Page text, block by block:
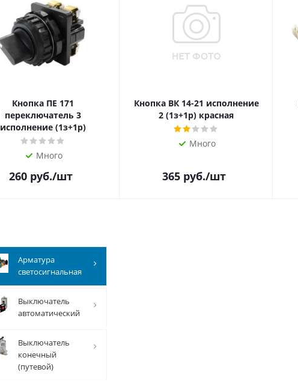
Кнопка ПЕ 171
переключатель 3
исполнение (1з+1р)
Много
260 руб./шт
Кнопка ВК 14-21 исполнение
2 (1з+1р) красная
Много
365 руб./шт
Арматура
светосигнальная
Выключатель
автоматический
Выключатель
конечный
(путевой)